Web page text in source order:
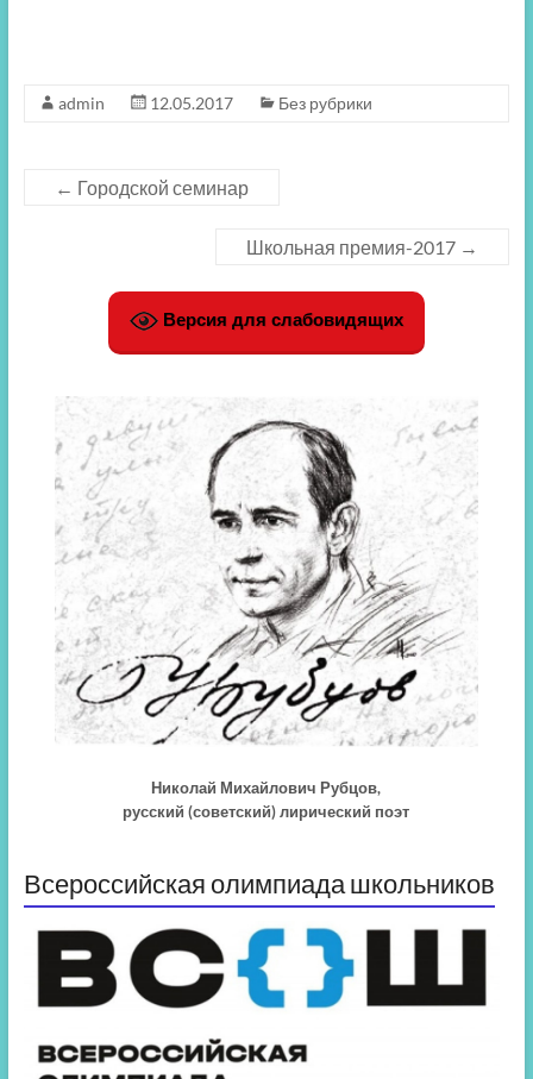
admin 12.05.2017 Без рубрики
← Городской семинар
Школьная премия-2017 →
Версия для слабовидящих
Николай Михайлович Рубцов,
русский (советский) лирический поэт
Всероссийская олимпиада школьников